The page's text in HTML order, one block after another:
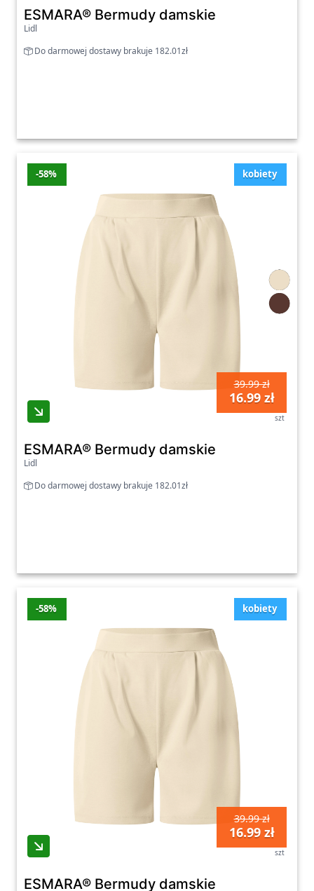
ESMARA® Bermudy damskie
Lidl
Do darmowej dostawy brakuje 182.01zł
kobiety
-58%
39.99 zł
16.99 zł
szt
ESMARA® Bermudy damskie
Lidl
Do darmowej dostawy brakuje 182.01zł
kobiety
-58%
39.99 zł
16.99 zł
szt
ESMARA® Bermudy damskie